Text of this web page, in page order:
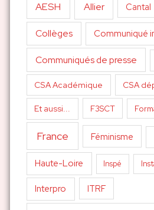
AESH Allier Cantal
Collèges Communiqué
Communiqués de presse
CSA Académique CSA
Et aussi... F3SCT
France Féminisme
Haute-Loire Inspé
Interpro ITRF